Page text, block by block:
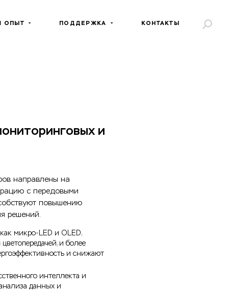
ОПЫТ ПОДДЕРЖКА КОНТАКТЫ
и
направлены на
с передовыми
повышению
решений.
микро-LED и OLED,
и более
и снижают
интеллекта и
данных и